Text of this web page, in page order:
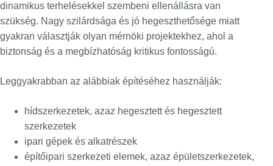
dinamikus terhelésekkel szembeni ellenállásra van
szükség. Nagy szilárdsága és jó hegeszthetősége miatt
gyakran választják olyan mérnöki projektekhez, ahol a
biztonság és a megbízhatóság kritikus fontosságú.
Leggyakrabban az alábbiak építéséhez használják:
hídszerkezetek, azaz hegesztett és hegesztett
szerkezetek
ipari gépek és alkatrészek
építőipari szerkezeti elemek, azaz épületszerkezetek,